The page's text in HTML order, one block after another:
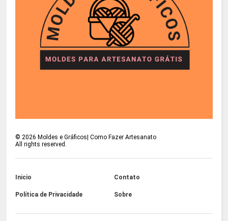
©2026 Moldes e Gráficos| Como Fazer Artesanato
All rights reserved.
Inicio Contato
Política de Privacidade Sobre